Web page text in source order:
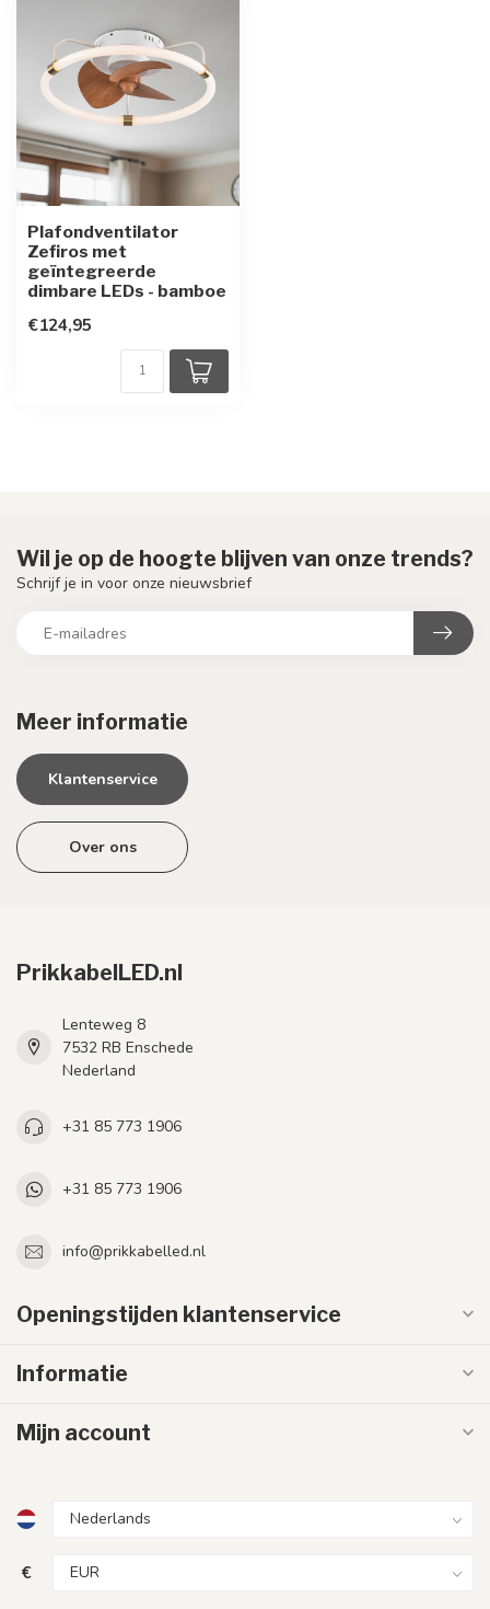
Plafondventilator
Zefiros met
geïntegreerde
dimbare LEDs - bamboe
€124,95
Meer informatie
Klantenservice
Over ons
Wil je op de hoogte blijven van onze trends?
Schrijf je in voor onze nieuwsbrief
PrikkabelLED.nl
Lenteweg 8
7532 RB Enschede
Nederland
+31 85 773 1906
+31 85 773 1906
info@prikkabelled.nl
Openingstijden klantenservice
Informatie
Mijn account
€